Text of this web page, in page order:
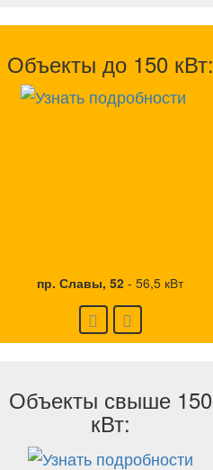
Объекты до 150 кВт:
пр. Славы, 52 -56,5 кВт
Объекты свыше 150
кВт: